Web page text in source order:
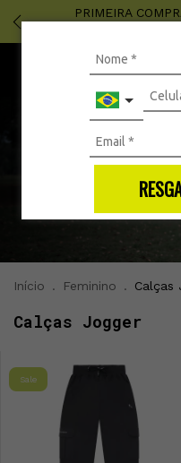
PRIMEIRA
Início . Feminino . Calças
Calças Jogger
Sale